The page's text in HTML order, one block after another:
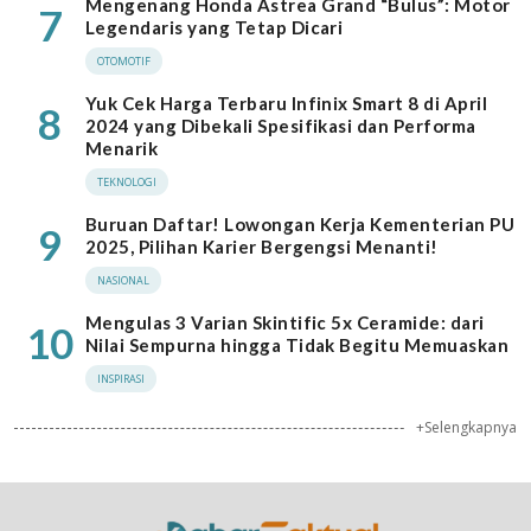
7
Mengenang Honda Astrea Grand “Bulus”: Motor
Legendaris yang Tetap Dicari
OTOMOTIF
8
Yuk Cek Harga Terbaru Infinix Smart 8 di April
2024 yang Dibekali Spesifikasi dan Performa
Menarik
TEKNOLOGI
9
Buruan Daftar! Lowongan Kerja Kementerian PU
2025, Pilihan Karier Bergengsi Menanti!
NASIONAL
10
Mengulas 3 Varian Skintific 5x Ceramide: dari
Nilai Sempurna hingga Tidak Begitu Memuaskan
INSPIRASI
+Selengkapnya